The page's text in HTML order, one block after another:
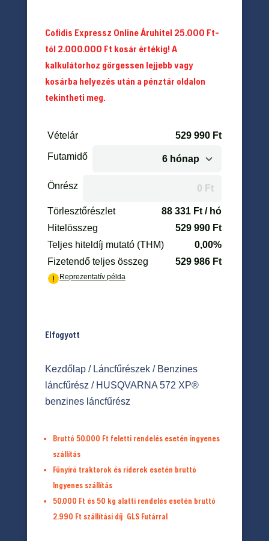
Cofidis Expressz Online Áruhitel 25.000 Ft-
tól 2.000.000 Ft kosár értékig! A
kalkulátorhoz görgessen lejjebb vagy
kosárba helyezés után a pénztár oldalon
tekintheti meg.
Elfogyott
Kezdőlap/ Láncfűrészek/ Benzines
láncfűrész / HUSQVARNA 572 XP®
benzines láncfűrész
Bruttó 50.000 Ft feletti rendelés esetén ingyenes
szállítás
Fűnyíró traktorok és riderek esetén bruttó
Ingyenes szállítás
50.000 Ft és 50 kg alatti rendelés esetén bruttó
2.990 Ft szállítási díj GLS Futárral